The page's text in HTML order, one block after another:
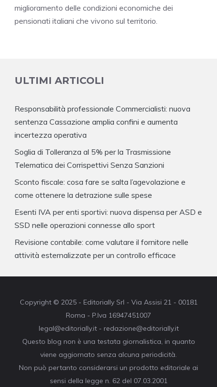
miglioramento delle condizioni economiche dei
pensionati italiani che vivono sul territorio.
ULTIMI ARTICOLI
Responsabilità professionale Commercialisti: nuova
sentenza Cassazione amplia confini e aumenta
incertezza operativa
Soglia di Tolleranza al 5% per la Trasmissione
Telematica dei Corrispettivi Senza Sanzioni
Sconto fiscale: cosa fare se salta l’agevolazione e
come ottenere la detrazione sulle spese
Esenti IVA per enti sportivi: nuova dispensa per ASD e
SSD nelle operazioni connesse allo sport
Revisione contabile: come valutare il fornitore nelle
attività esternalizzate per un controllo efficace
Copyright © 2025 - Editorially Srl - Via Assisi 21 - 00181
Roma - P.Iva 16947451007
legal@editorially.it - redazione@editorially.it
Questo blog non è una testata giornalistica, in quanto
viene aggiornato senza alcuna periodicità.
Non può pertanto considerarsi un prodotto editoriale ai
sensi della legge n. 62 del 07.03.2001